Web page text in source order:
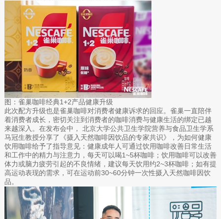
图：雀巢咖啡经典1+2产品健康升级
此次配方升级也是雀巢咖啡对消费者健康诉求的回应。雀巢一直陪伴
着消费者成长，密切关注到消费者的咖啡消费与健康生活的绑定已越
来越深入。在发布会中， 北京大学公共卫生学院营养与食品卫生学系
马冠生教授分享了《摄入天然咖啡因饮品的专家共识》，为如何健康
饮用咖啡给予了指导意见：健康成年人可通过饮用咖啡改善日常生活
和工作中的精力与注意力，每天可以喝1~5杯咖啡；饮用咖啡可以改善
体力或脑力疲劳引起的不良情绪，建议每天饮用约2~3杯咖啡；如有提
高运动表现的需求，可在运动前30~60分钟一次性摄入天然咖啡因饮
品。